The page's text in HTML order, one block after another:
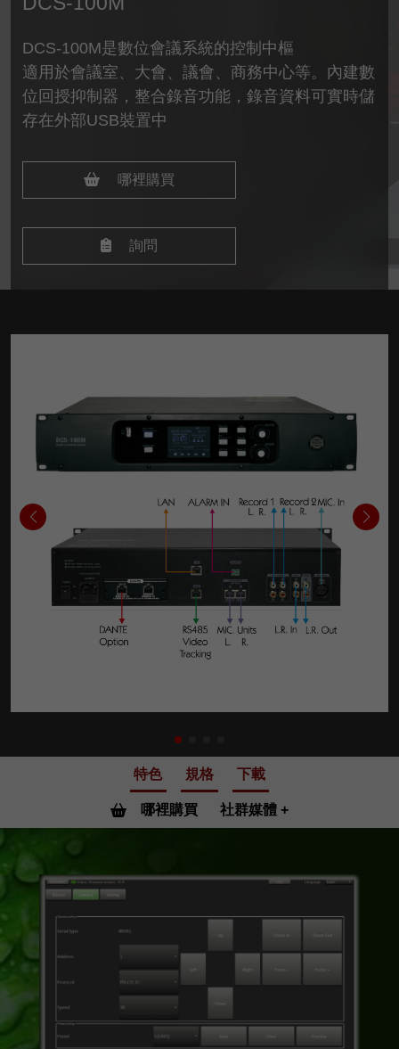
DCS-100M是數位會議系統的控制中樞
適用於會議室、大會、議會、商務中心等。內建數
位回授抑制器，整合錄音功能，錄音資料可實時儲
存在外部USB裝置中
哪裡購買
詢問
特色 規格 下載
哪裡購買 社群媒體